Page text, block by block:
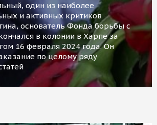
один из наиболее
и активных критиков
основатель Фонда борьбы с
в колонии в Харпе за
16 февраля 2024 года. Он
по целому ряду